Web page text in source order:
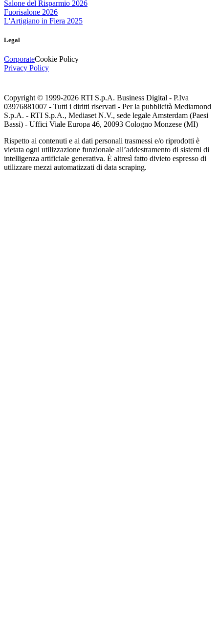
Salone del Risparmio 2026
Fuorisalone 2026
L'Artigiano in Fiera 2025
Legal
CorporateCookie Policy
Privacy Policy
Copyright © 1999-2026 RTI S.p.A. Business Digital - P.Iva
03976881007 - Tutti i diritti riservati - Per la pubblicità Mediamond
S.p.A. - RTI S.p.A., Mediaset N.V., sede legale Amsterdam (Paesi
Bassi) - Uffici Viale Europa 46, 20093 Cologno Monzese (MI)
Rispetto ai contenuti e ai dati personali trasmessi e/o riprodotti è
vietata ogni utilizzazione funzionale all’addestramento di sistemi di
intelligenza artificiale generativa. È altresì fatto divieto espresso di
utilizzare mezzi automatizzati di data scraping.